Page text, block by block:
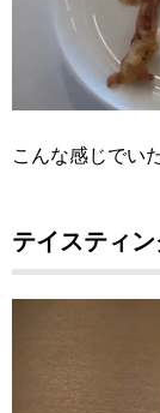
こんな感じでい
テイスティ